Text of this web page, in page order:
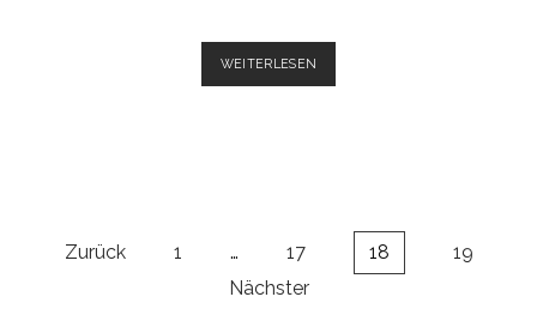
WEITERLESEN
PORK
Seitennummerierung
Zurück 1 … 17 18
19
Nächster